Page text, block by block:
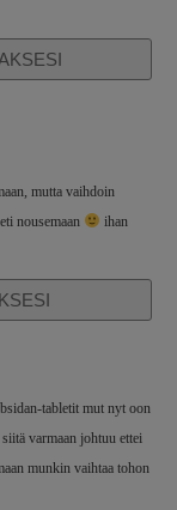
mutta vaihdoin
nousemaan
ihan
tabletit mut nyt oon
varmaan johtuu ettei
munkin vaihtaa tohon